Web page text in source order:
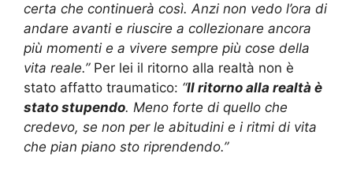
certa che continuerà così. Anzi non vedo l’ora di
andare avanti e riuscire a collezionare ancora
più momenti e a vivere sempre più cose della
vita reale.” Per lei il ritorno alla realtà non è
stato affatto traumatico: “Il ritorno alla realtà è
stato stupendo. Meno forte di quello che
credevo, se non per le abitudini e i ritmi di vita
che pian piano sto riprendendo.”